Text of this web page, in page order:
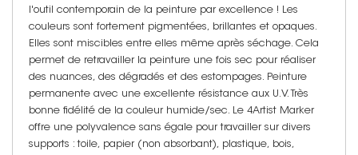
l'outil contemporain de la peinture par excellence ! Les
couleurs sont fortement pigmentées, brillantes et opaques.
Elles sont miscibles entre elles même après séchage. Cela
permet de retravailler la peinture une fois sec pour réaliser
des nuances, des dégradés et des estompages. Peinture
permanente avec une excellente résistance aux U.V. Très
bonne fidélité de la couleur humide/sec. Le 4Artist Marker
offre une polyvalence sans égale pour travailler sur divers
supports : toile, papier (non absorbant), plastique, bois,